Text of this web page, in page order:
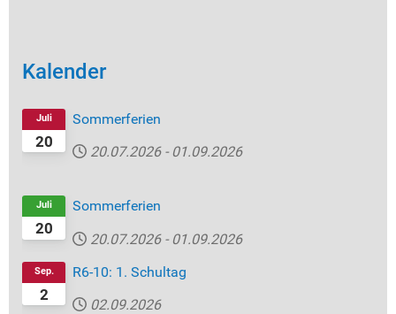
Kalender
20
Juli
Sommerferien
20.07.2026 - 01.09.2026
20
Juli
Sommerferien
20.07.2026 - 01.09.2026
2
Sep.
R6-10: 1. Schultag
02.09.2026